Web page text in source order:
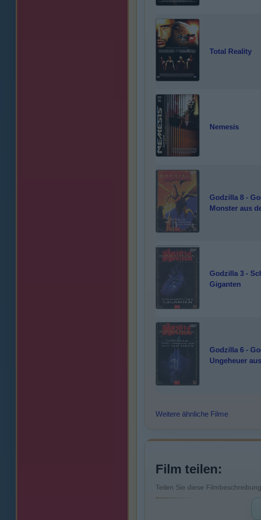
Total Reality
Nemesis
Godzilla 8 -
Monster aus
Godzilla 3 -
Giganten
Godzilla 6 -
Ungeheuer
Weitere ähnliche Filme
Film teilen:
Teilen Sie diese